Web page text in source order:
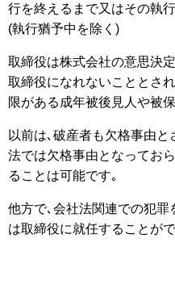
行を終えるまで又はその執
(執行猶予中を除く)
取締役は株式会社の意思決
取締役になれないこととさ
限がある成年被後見人や被
以前は､破産者も欠格事由
法では欠格事由となってお
ることは可能です｡
他方で､会社法関連での犯罪
は取締役に就任することが